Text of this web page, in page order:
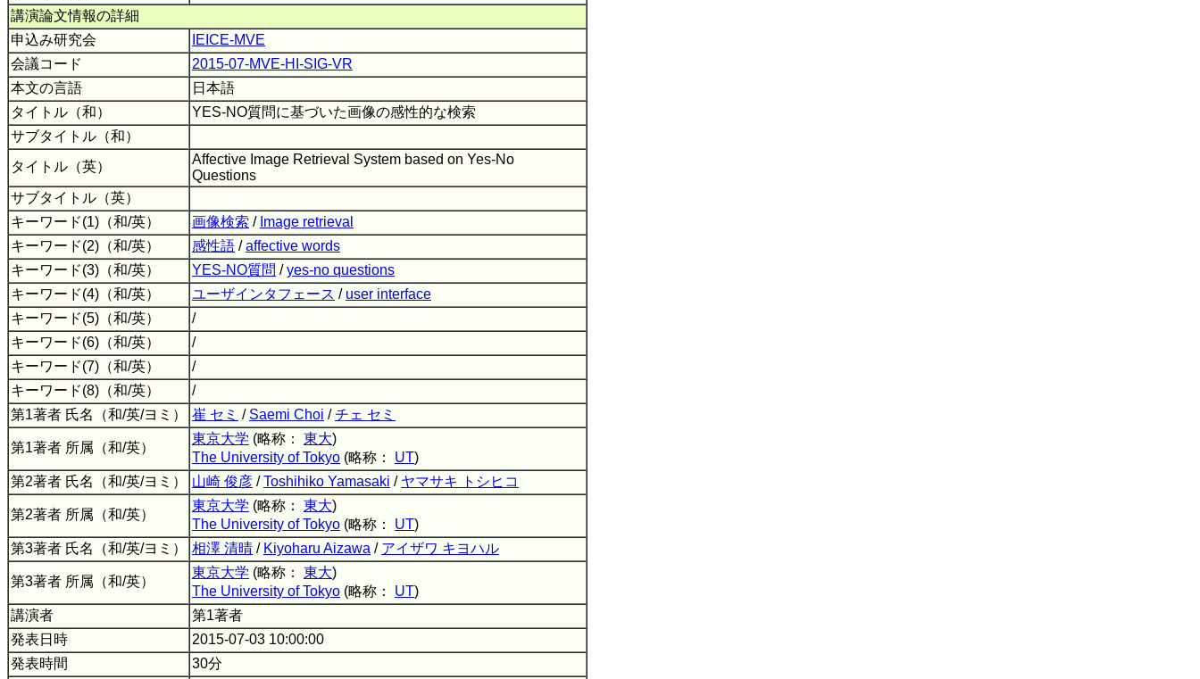
講演論文情報の詳細
申込み研究会
IEICE-MVE
会議コード
2015-07-MVE-HI-SIG-VR
本文の言語
日本語
タイトル（和）
YES-NO質問に基づいた画像の感性的な検索
サブタイトル（和）
タイトル（英）
Affective Image Retrieval System based on Yes-No
Questions
サブタイトル（英）
キーワード(1)（和/英）
画像検索 / Image retrieval
キーワード(2)（和/英）
感性語 /affective words
キーワード(3)（和/英）
YES-NO質問 /yes-no questions
キーワード(4)（和/英）
ユーザインタフェース / user interface
キーワード(5)（和/英）
/
キーワード(6)（和/英）
/
キーワード(7)（和/英）
/
キーワード(8)（和/英）
/
第1著者 氏名（和/英/ヨミ）
崔 セミ / Saemi Choi /チェ セミ
第1著者 所属（和/英）
東京大学 (略称： 東大)
The University of Tokyo (略称： UT)
第2著者 氏名（和/英/ヨミ）
山崎 俊彦 /Toshihiko Yamasaki / ヤマサキ トシヒコ
第2著者 所属（和/英）
東京大学 (略称： 東大)
The University of Tokyo (略称： UT)
第3著者 氏名（和/英/ヨミ）
相澤 清晴 / Kiyoharu Aizawa / アイザワ キヨハル
第3著者 所属（和/英）
東京大学 (略称： 東大)
The University of Tokyo (略称： UT)
講演者
第1著者
発表日時
2015-07-03 10:00:00
発表時間
30分